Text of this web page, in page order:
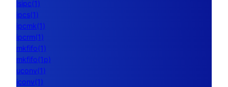
lsipc(1)
ipcs(1)
ipcmk(1)
ipcrm(1)
mkfifo(1)
mkfifo(1p)
uconv(1)
iconv(1)